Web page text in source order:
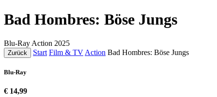
Bad Hombres: Böse Jungs
Blu-Ray Action 2025
Zurück Start Film & TV Action Bad Hombres: Böse Jungs
Blu-Ray
€ 14,99